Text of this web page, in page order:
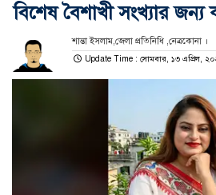
বিশেষ বৈশাখী সংখ্যার জন্য
শান্তা ইসলাম,জেলা প্রতিনিধি ,নেত্রকোনা ।
Update Time : সোমবার, ১৩ এপ্রিল,